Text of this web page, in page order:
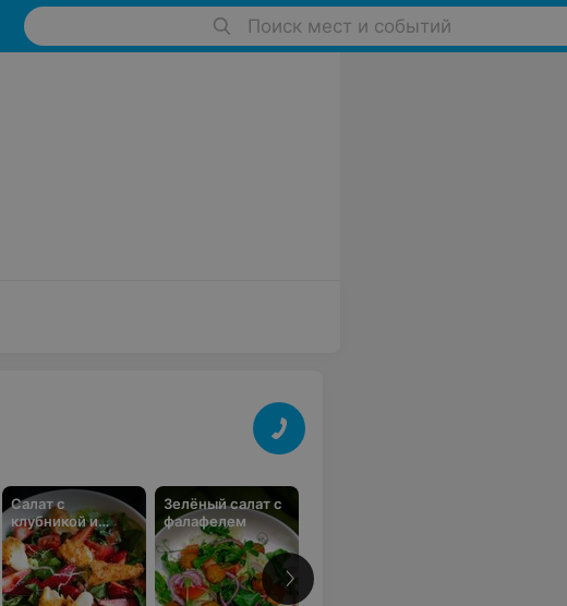
Поиск мест и событий
Салат с
клубникой и
жареным сыром
Зелёный салат с
фалафелем